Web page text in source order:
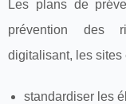
Les plans de
prévention des
digitalisant, les sites
standardiser les